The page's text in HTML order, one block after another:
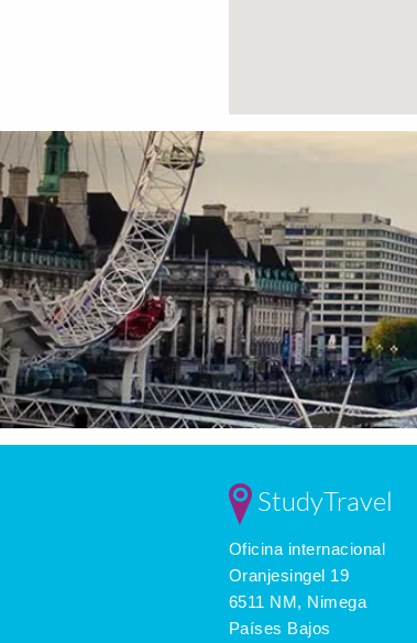
Previous
StudyTravel
Oficina internacional
Oranjesingel 19
6511 NM, Nimega
Países Bajos